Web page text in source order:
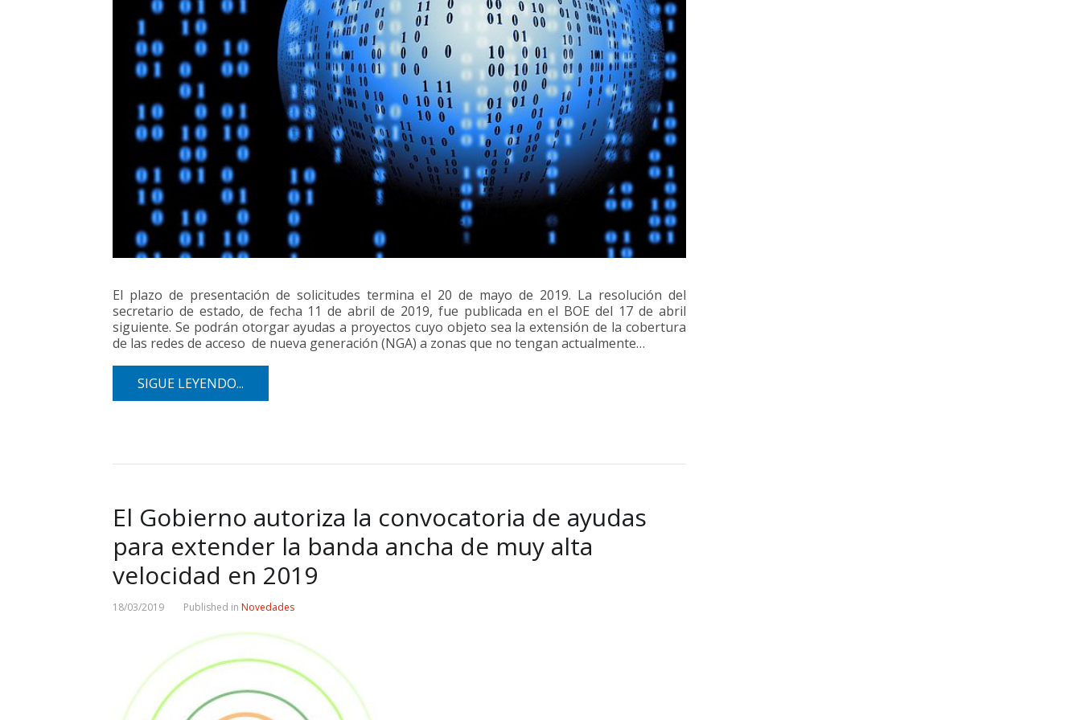
El plazo de presentación de solicitudes termina el 20 de mayo de 2019. La resolución del
secretario de estado, de fecha 11 de abril de 2019, fue publicada en el BOE del 17 de abril
siguiente. Se podrán otorgar ayudas a proyectos cuyo objeto sea la extensión de la cobertura
de las redes de acceso de nueva generación (NGA) a zonas que no tengan actualmente…
SIGUE LEYENDO...
El Gobierno autoriza la convocatoria de ayudas
para extender la banda ancha de muy alta
velocidad en 2019
18/03/2019 Published in Novedades